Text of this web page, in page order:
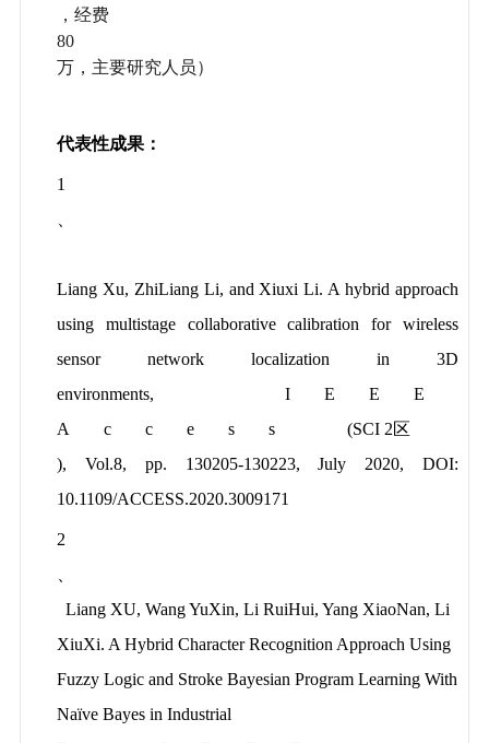
，经费
80
万，主要研究人员）
代表性成果：
1
、
Liang Xu, ZhiLiang Li, and Xiuxi Li. A hybrid approach
using multistage collaborative calibration for wireless
sensor network localization in 3D
environments, IEEE
Access(SCI 2区
), Vol.8, pp. 130205-130223, July 2020, DOI:
10.1109/ACCESS.2020.3009171
2
、
Liang XU, Wang YuXin, Li RuiHui, Yang XiaoNan, Li
XiuXi. A Hybrid Character Recognition Approach Using
Fuzzy Logic and Stroke Bayesian Program Learning With
Naïve Bayes in Industrial